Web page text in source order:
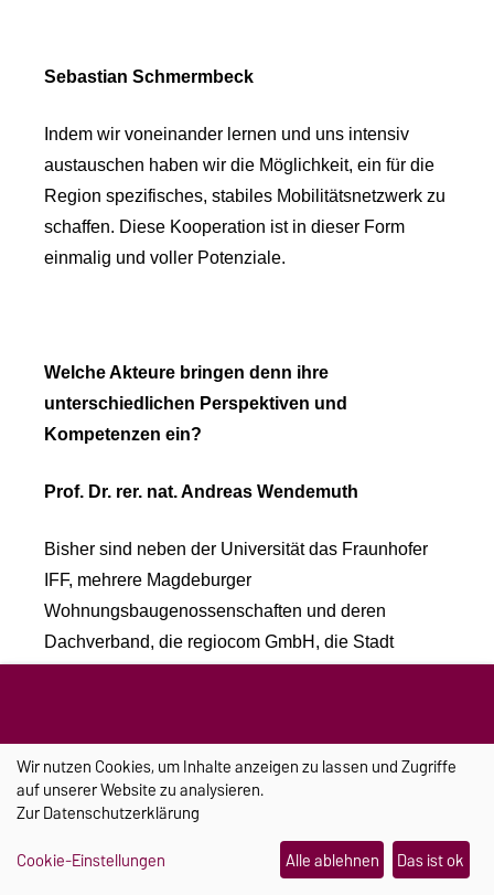
Sebastian Schmermbeck
Indem wir voneinander lernen und uns intensiv
austauschen haben wir die Möglichkeit, ein für die
Region spezifisches, stabiles Mobilitätsnetzwerk zu
schaffen. Diese Kooperation ist in dieser Form
einmalig und voller Potenziale.
Welche Akteure bringen denn ihre
unterschiedlichen Perspektiven und
Kompetenzen ein?
Prof. Dr. rer. nat. Andreas Wendemuth
Bisher sind neben der Universität das Fraunhofer
IFF, mehrere Magdeburger
Wohnungsbaugenossenschaften und deren
Dachverband, die regiocom GmbH, die Stadt
Apropos NASA, welche Rolle spielt der
Nahverkehrsservice Sachsen-Anhalt in diesem
Wir nutzen Cookies, um Inhalte anzeigen zu lassen und Zugriffe
auf unserer Website zu analysieren.
ZurDatenschutzerklärung
Cookie-Einstellungen
Alle ablehnen Das ist ok